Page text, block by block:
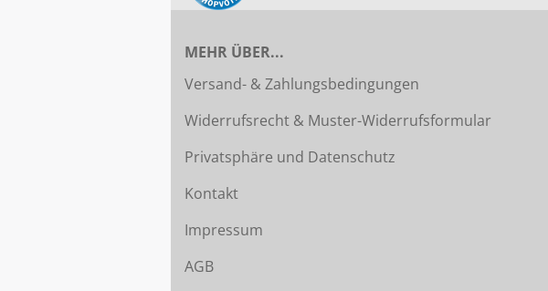
MEHR ÜBER...
Versand- & Zahlungsbedingungen
Widerrufsrecht & Muster-Widerrufsformular
Privatsphäre und Datenschutz
Kontakt
Impressum
AGB